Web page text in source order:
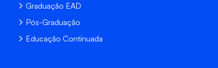
Graduação EAD
Pós-Graduação
Educação Continuada